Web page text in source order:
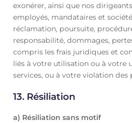
exonérer, ainsi que nos
employés, mandataires et
réclamation, poursuite,
responsabilité, dommages,
compris les frais juridiques et
liés à votre utilisation ou à votre
services, ou à votre violation des
13. Résiliation
a) Résiliation sans motif